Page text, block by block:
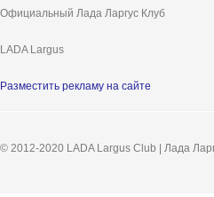
Официальный Лада Ларгус Клуб
LADA Largus
Разместить рекламу на сайте
© 2012-2020 LADA Largus Club | Лада